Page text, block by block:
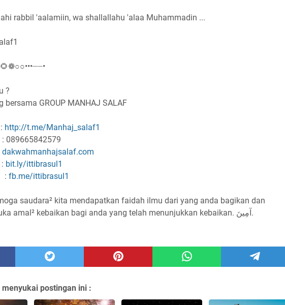
rabbil 'aalamiin, wa shallallahu 'alaa Muhammadin ...
?
bersama GROUP MANHAJ SALAF
http://t.me/Manhaj_salaf1
089665842579
dakwahmanhajsalaf.com
bit.ly/ittibrasul1
: fb.me/ittibrasul1
saudara² kita mendapatkan faidah ilmu dari yang anda bagikan dan
menjadi pembuka amal² kebaikan bagi anda yang telah menunjukkan kebaikan. آمِينَ.
postingan ini :